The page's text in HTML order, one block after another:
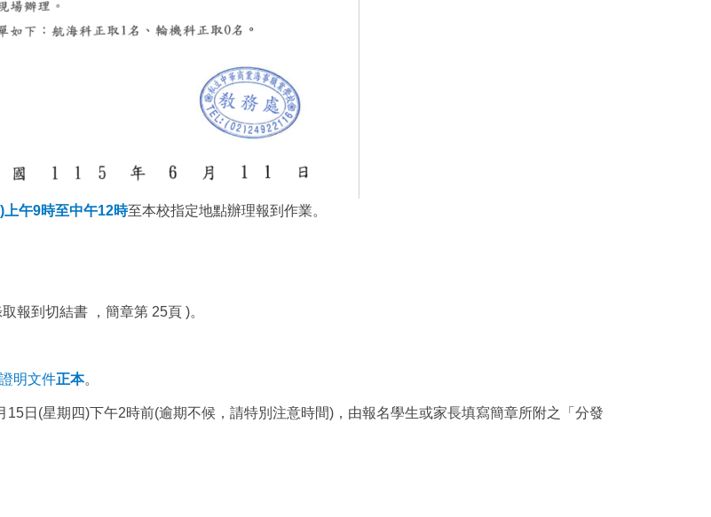
午9時至中午12時至本校指定地點辦理報到作業。
報到切結書 ，簡章第 25頁 )。
明文件正本。
日(星期四)下午2時前(逾期不候，請特別注意時間)，由報名學生或家長填寫簡章所附之「分發